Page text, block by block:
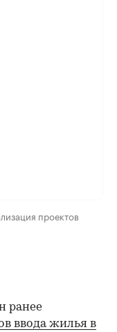
проектов
ранее
ввода жилья в